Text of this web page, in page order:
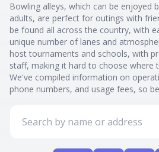
Bowling alleys, which can be enjoyed
adults, are perfect for outings with
be found all across the country, with
unique number of lanes and
host tournaments and schools, with
staff, making it hard to choose where
We've compiled information on
phone numbers, and usage fees, so